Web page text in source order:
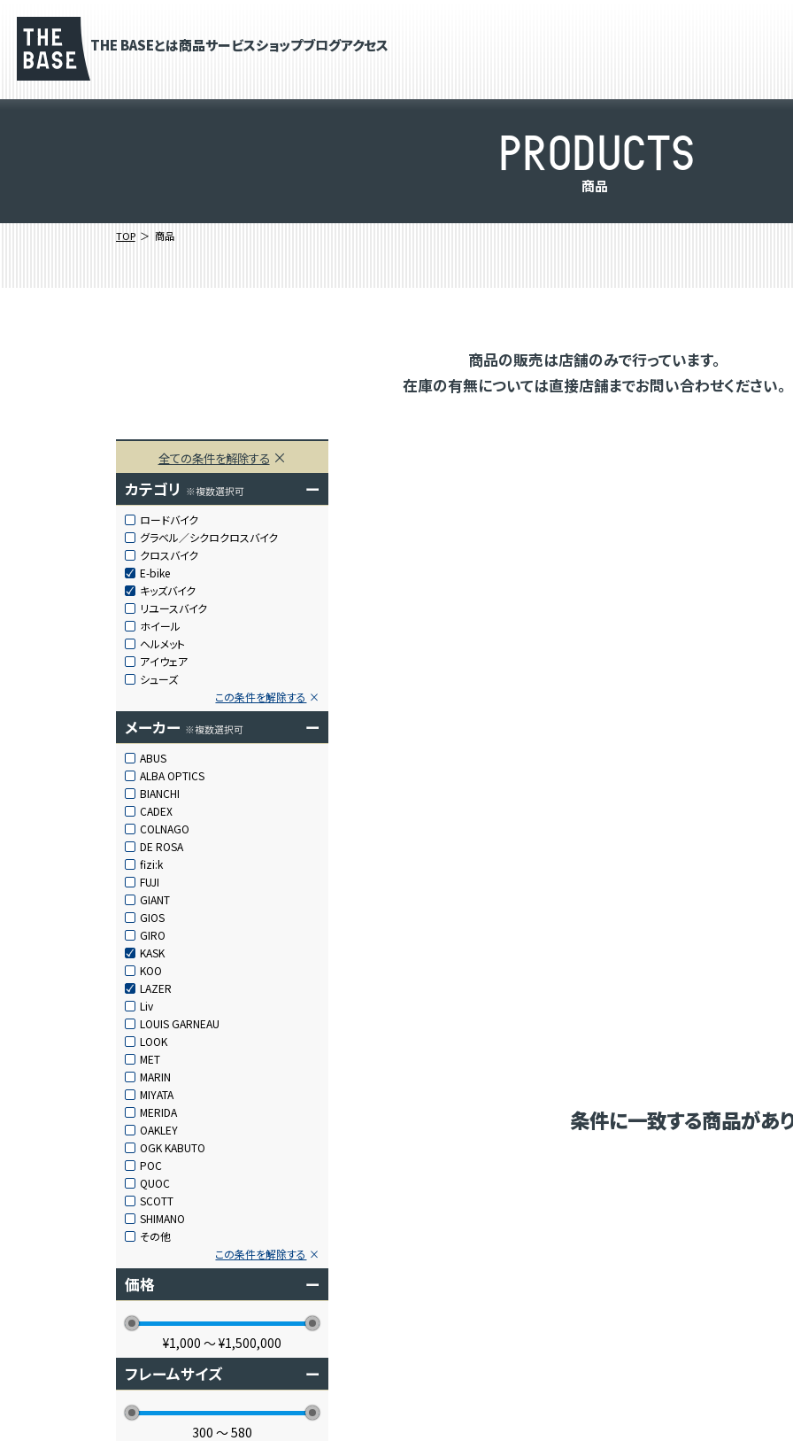
THE BASEとは商品サービスショップブログアクセス
PRODUCTS
商品
TOP 商品
商品の販売は店舗のみで行っています。
在庫の有無については直接店舗までお問い合わせください。
全ての条件を解除する
カテゴリ ※複数選択可 ー
ロードバイク
グラベル／シクロクロスバイク
クロスバイク
E-bike
キッズバイク
リユースバイク
ホイール
ヘルメット
アイウェア
シューズ
この条件を解除する
メーカー ※複数選択可 ー
ABUS
ALBA OPTICS
BIANCHI
CADEX
COLNAGO
DE ROSA
fizi:k
FUJI
GIANT
GIOS
GIRO
KASK
KOO
LAZER
Liv
LOUIS GARNEAU
LOOK
MET
MARIN
MIYATA
MERIDA
OAKLEY
OGK KABUTO
POC
QUOC
SCOTT
SHIMANO
その他
この条件を解除する
価格 ー
¥1,000 〜¥1,500,000
フレームサイズ ー
300 〜580
条件に一致する商品があ